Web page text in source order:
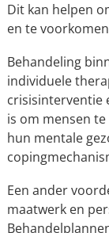
Dit kan helpen
en te
Behandeling
individuele
crisisinterventie
is om mensen
hun mentale
Een ander
maatwerk en